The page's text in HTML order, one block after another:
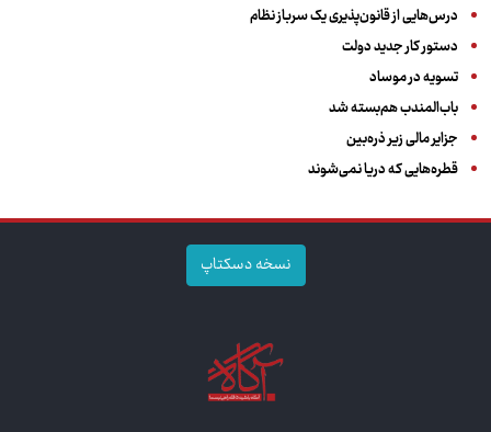
درس‌هایی از قانون‌پذیری یک سرباز نظام
دستور کار جدید دولت
تسویه در موساد
باب‌المندب هم‌بسته شد
جزایر مالی زیر ذره‌بین
قطره‌هایی که دریا نمی‌شوند
نسخه دسکتاپ